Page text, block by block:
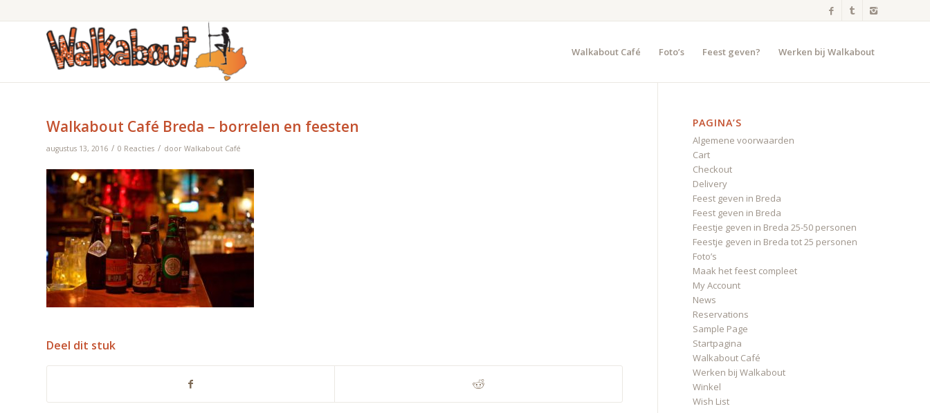
Walkabout Café Foto’s Feest geven? Werken bij Walkabout
Walkabout Café Breda – borrelen en feesten
augustus 13, 2016 / 0 Reacties / door Walkabout Café
Deel dit stuk
PAGINA’S
Algemene voorwaarden
Cart
Checkout
Delivery
Feest geven in Breda
Feest geven in Breda
Feestje geven in Breda 25-50 personen
Feestje geven in Breda tot 25 personen
Foto’s
Maak het feest compleet
My Account
News
Reservations
Sample Page
Startpagina
Walkabout Café
Werken bij Walkabout
Winkel
Wish List